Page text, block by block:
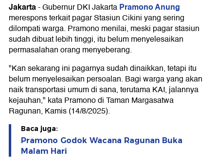
Jakarta-Gubernur DKI JakartaPramono Anung
merespons terkait pagar Stasiun Cikini yang sering
dilompati warga. Pramono menilai, meski pagar stasiun
sudah dibuat lebih tinggi, itu belum menyelesaikan
permasalahan orang menyeberang.
"Kan sekarang ini pagarnya sudah dinaikkan, tetapi itu
belum menyelesaikan persoalan. Bagi warga yang akan
naik transportasi umum di sana, terutama KAI, jalannya
kejauhan," kata Pramono di Taman Margasatwa
Ragunan, Kamis (14/8/2025).
Baca juga:
Pramono Godok Wacana Ragunan Buka
Malam Hari